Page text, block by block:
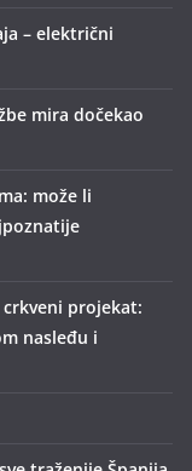
– električni
mira dočekao
može li
projekat:
nasleđu i